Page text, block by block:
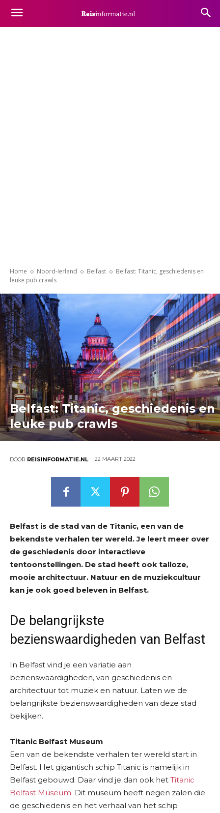
Home Noord-Ierland Belfast
Belfast: Titanic, geschiedenis en
leuke pub crawls
Belfast: Titanic, geschiedenis en
leuke pub crawls
DOOR REISINFORMATIE.NL 22 MAART 2022
Belfast is de stad van de Titanic, een van de
bekendste verhalen ter wereld. Je leert meer over
de geschiedenis door interactieve
tentoonstellingen. De stad heeft ook talloze,
mooie architectuur. Natuur en de muziekcultuur
kan je ook goed beleven in Belfast.
De belangrijkste
bezienswaardigheden van Belfast
In Belfast vind je een variatie aan
bezienswaardigheden, van geschiedenis en
architectuur tot muziek en natuur. Laten we de
belangrijkste bezienswaardigheden van deze stad
bekijken.
Titanic Belfast Museum
Een van de bekendste verhalen ter wereld start in
Belfast. Het gigantisch schip Titanic is namelijk in
Belfast gebouwd. Daar vind je dan ook het Titanic
Belfast Museum. Dit museum heeft negen zalen die
de geschiedenis en het verhaal van het schip